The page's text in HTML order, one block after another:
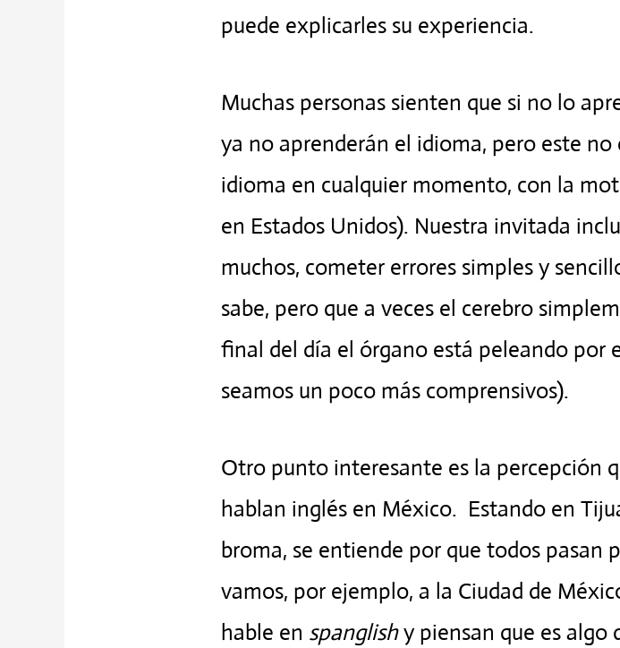
puede explicarles su experiencia.
Muchas personas sienten que si no lo
ya no aprenderán el idioma, pero este no
idioma en cualquier momento, con la
en Estados Unidos). Nuestra invitada
muchos, cometer errores simples y
sabe, pero que a veces el cerebro
final del día el órgano está peleando por
seamos un poco más comprensivos).
Otro punto interesante es la percepción
hablan inglés en México. Estando en
broma, se entiende por que todos pasan
vamos, por ejemplo, a la Ciudad de
hable en spanglishy piensan que es algo